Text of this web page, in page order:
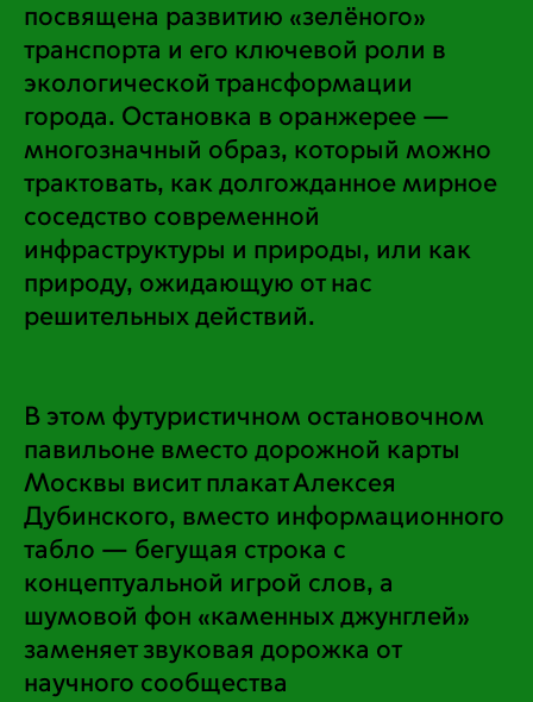
посвящена развитию «зелёного»
транспорта и его ключевой роли в
экологической трансформации
города. Остановка в оранжерее —
многозначный образ, который можно
трактовать, как долгожданное мирное
соседство современной
инфраструктуры и природы, или как
природу, ожидающую от нас
решительных действий.
В этом футуристичном остановочном
павильоне вместо дорожной карты
Москвы висит плакат Алексея
Дубинского, вместо информационного
табло — бегущая строка с
концептуальной игрой слов, а
шумовой фон «каменных джунглей»
заменяет звуковая дорожка от
научного сообщества